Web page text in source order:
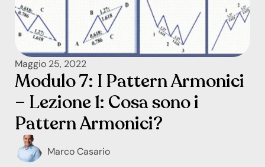
Maggio 25, 2022
Modulo 7: I Pattern Armonici
– Lezione 1: Cosa sono i
Pattern Armonici?
Marco Casario